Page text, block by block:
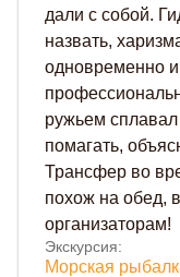
дали с собой.
назвать,
одновременно
ружьем сплавал
помагать,
Трансфер во
похож на обед,
организаторам!
Экскурсия:
Морская